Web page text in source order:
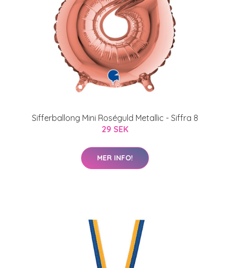
Sifferballong Mini Roséguld Metallic - Siffra 8
29 SEK
MER INFO!